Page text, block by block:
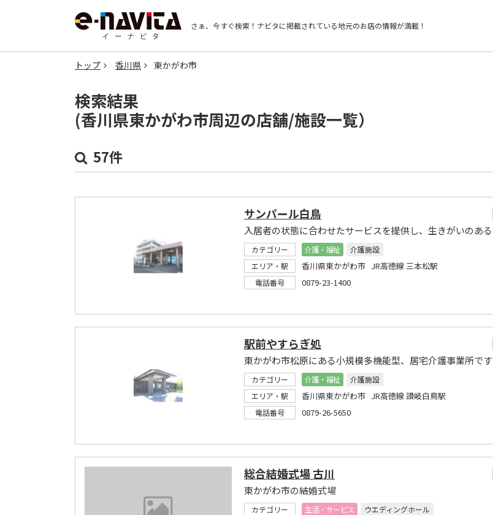
さぁ、今すぐ検索！ ナビタに掲載されている地元のお店の情報が満載！
トップ 香川県 東かがわ市
検索結果
(香川県東かがわ市周辺の店舗/施設一覧）
57件
サンパール白鳥
カテゴリー 介護・福祉
介護施設
エリア・駅
香川県東かがわ市 JR高徳線 三本松駅
電話番号 0879-23-1400
駅前やすらぎ処
東かがわ市松原にある小規模多機能型、居宅介護事業所です
カテゴリー 介護・福祉
介護施設
エリア・駅
香川県東かがわ市 JR高徳線 讃岐白鳥駅
電話番号 0879-26-5650
総合結婚式場 古川
東かがわ市の結婚式場
カテゴリー 生活・サービス
ウエディングホール